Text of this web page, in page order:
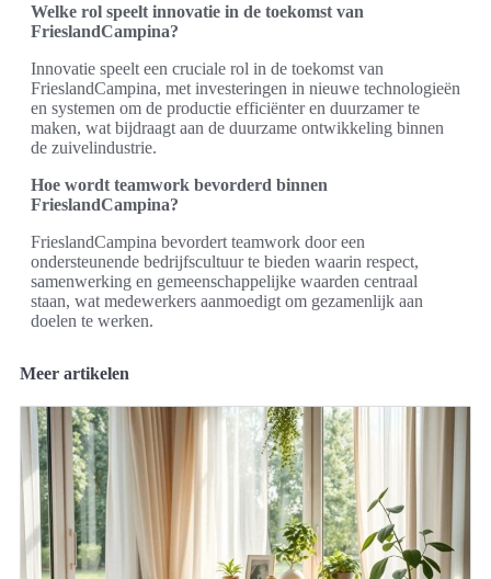
Welke rol speelt innovatie in de toekomst van
FrieslandCampina?
Innovatie speelt een cruciale rol in de toekomst van
FrieslandCampina, met investeringen in nieuwe technologieën
en systemen om de productie efficiënter en duurzamer te
maken, wat bijdraagt aan de duurzame ontwikkeling binnen
de zuivelindustrie.
Hoe wordt teamwork bevorderd binnen
FrieslandCampina?
FrieslandCampina bevordert teamwork door een
ondersteunende bedrijfscultuur te bieden waarin respect,
samenwerking en gemeenschappelijke waarden centraal
staan, wat medewerkers aanmoedigt om gezamenlijk aan
doelen te werken.
Meer artikelen